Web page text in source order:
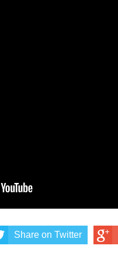
Share on Twitter